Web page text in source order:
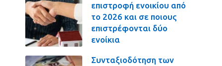
επιστροφή ενοικίου από
το 2026 και σε ποιους
επιστρέφονται δύο
ενοίκια
Συνταξιοδότηση των